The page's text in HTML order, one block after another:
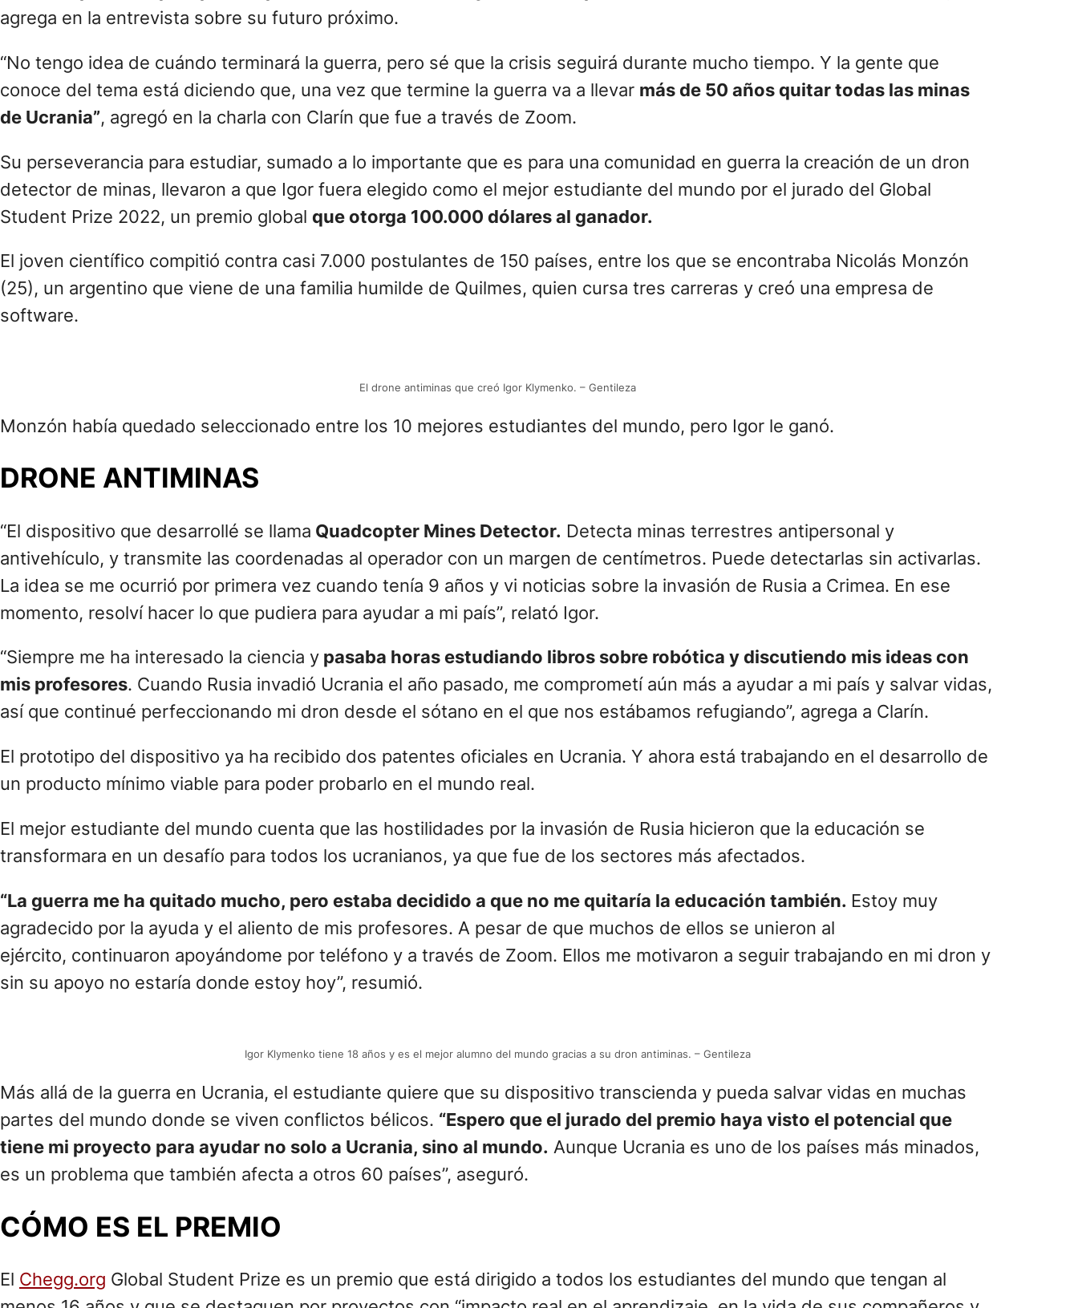
Igor Klymenko tiene 18 años y es el mejor alumno del mundo gracias a su dron antiminas. – Gentileza
En el encierro, el adolescente completó sus estudios a distancia, mientras perfeccionaba un dron detector de minas en
el que venía trabajando desde hacía ocho años.
diferencia”, le contó el joven a Clarín, desde Edmenton Canadá, donde está estudiando Matemáticas e Informática en
la Universidad de Alberta, una de las cinco más prestigiosas del país.
Politécnico de Kiev.
“Quiero aplicar lo que aprendo para desarrollar mi dron y resolver el problema mundial de las minas terrestres”
“No tengo idea de cuándo terminará la guerra, pero sé que la crisis seguirá durante mucho tiempo. Y la gente que
conoce del tema está diciendo que, una vez que termine la guerra va a llevar
más de 50 años quitar todas las minas
de Ucrania” , agregó en la charla con Clarín que fue a través de Zoom.
Su perseverancia para estudiar, sumado a lo importante que es para una comunidad en guerra la creación de un dron
Student Prize 2022, un premio global que otorga 100.000 dólares al ganador.
El joven científico compitió contra casi 7.000 postulantes de 150 países, entre los que se encontraba Nicolás Monzón
(25), un argentino que viene de una familia humilde de Quilmes, quien cursa tres carreras y creó una empresa de
El drone antiminas que creó Igor Klymenko. – Gentileza
Monzón había quedado seleccionado entre los 10 mejores estudiantes del mundo, pero Igor le ganó.
DRONE ANTIMINAS
“El dispositivo que desarrollé se llamaQuadcopter Mines Detector.Detecta minas terrestres antipersonal y
La idea se me ocurrió por primera vez cuando tenía 9 años y vi noticias sobre la invasión de Rusia a Crimea. En ese
momento, resolví hacer lo que pudiera para ayudar a mi país”, relató Igor.
“Siempre me ha interesado la ciencia ypasaba horas estudiando libros sobre robótica y discutiendo mis ideas con
El prototipo del dispositivo ya ha recibido dos patentes oficiales en Ucrania. Y ahora está trabajando en el desarrollo de
un producto mínimo viable para poder probarlo en el mundo real.
El mejor estudiante del mundo cuenta que las hostilidades por la invasión de Rusia hicieron que la educación se
transformara en un desafío para todos los ucranianos, ya que fue de los sectores más afectados.
“La guerra me ha quitado mucho, pero estaba decidido a que no me quitaría la educación también.
ejército, continuaron apoyándome por teléfono y a través de Zoom. Ellos me motivaron a seguir trabajando en mi dron y